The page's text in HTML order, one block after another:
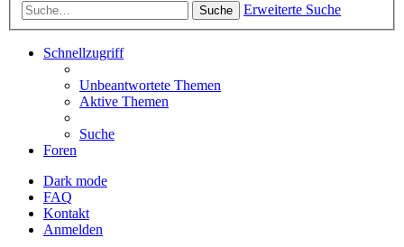
Suche Erweiterte Suche
Schnellzugriff
Unbeantwortete Themen
Aktive Themen
Suche
Foren
Dark mode
FAQ
Kontakt
Anmelden